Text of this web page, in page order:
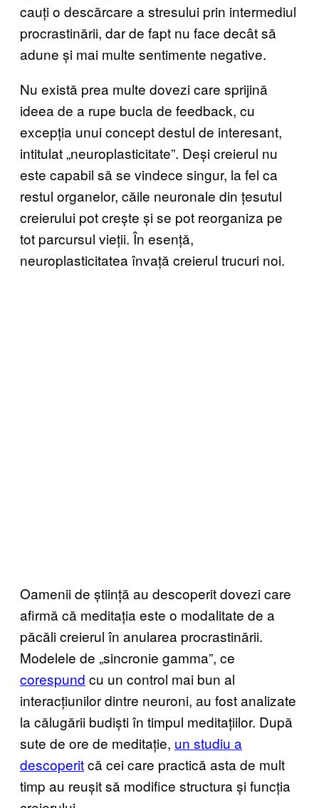
cauți o descărcare a stresului prin intermediul
procrastinării, dar de fapt nu face decât să
adune și mai multe sentimente negative.
Nu există prea multe dovezi care sprijină
ideea de a rupe bucla de feedback, cu
excepția unui concept destul de interesant,
intitulat „neuroplasticitate”. Deși creierul nu
este capabil să se vindece singur, la fel ca
restul organelor, căile neuronale din țesutul
creierului pot crește și se pot reorganiza pe
tot parcursul vieții. În esență,
neuroplasticitatea învață creierul trucuri noi.
Oamenii de știință au descoperit dovezi care
afirmă că meditația este o modalitate de a
păcăli creierul în anularea procrastinării.
Modelele de „sincronie gamma”, ce
corespund cu un control mai bun al
interacțiunilor dintre neuroni, au fost analizate
la călugării budiști în timpul meditațiilor. După
sute de ore de meditație, un studiu a
descoperitcă cei care practică asta de mult
timp au reușit să modifice structura și funcția